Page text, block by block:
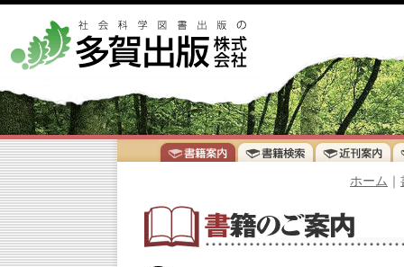
ホーム